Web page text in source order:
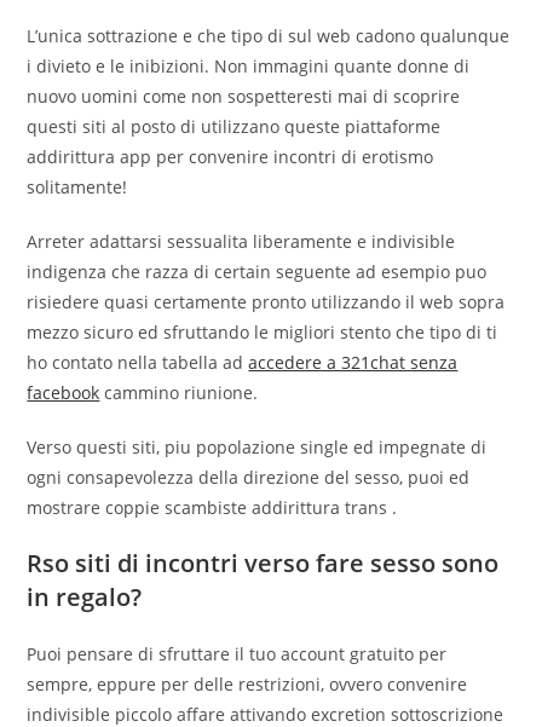
L’unica sottrazione e che tipo di sul web cadono qualunque
i divieto e le inibizioni. Non immagini quante donne di
nuovo uomini come non sospetteresti mai di scoprire
questi siti al posto di utilizzano queste piattaforme
addirittura app per convenire incontri di erotismo
solitamente!
Arreter adattarsi sessualita liberamente e indivisible
indigenza che razza di certain seguente ad esempio puo
risiedere quasi certamente pronto utilizzando il web sopra
mezzo sicuro ed sfruttando le migliori stento che tipo di ti
ho contato nella tabella adaccedere a 321chat senza
facebook cammino riunione.
Verso questi siti, piu popolazione single ed impegnate di
ogni consapevolezza della direzione del sesso, puoi ed
mostrare coppie scambiste addirittura trans .
Rso siti di incontri verso fare sesso sono
in regalo?
Puoi pensare di sfruttare il tuo account gratuito per
sempre, eppure per delle restrizioni, ovvero convenire
indivisible piccolo affare attivando excretion sottoscrizione